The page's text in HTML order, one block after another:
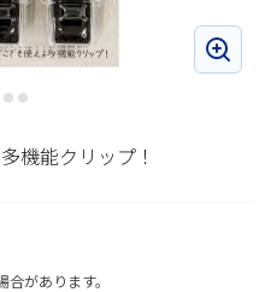
機能クリップ！
があります。